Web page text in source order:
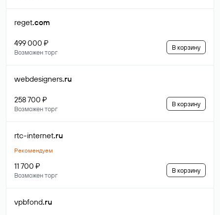
reget.com
499 000 ₽
Возможен торг
В корзину
webdesigners.ru
258 700 ₽
Возможен торг
В корзину
rtc-internet.ru
Рекомендуем
11 700 ₽
Возможен торг
В корзину
vpbfond.ru